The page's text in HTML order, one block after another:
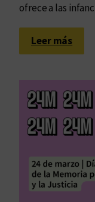
ofrece a las
Leer más:
¿
m
o
e
p
l
i